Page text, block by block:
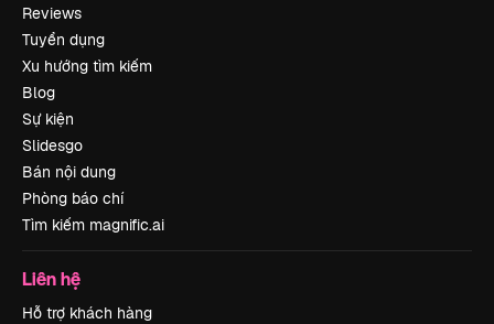
Reviews
Tuyển dụng
Xu hướng tìm kiếm
Blog
Sự kiện
Slidesgo
Bán nội dung
Phòng báo chí
Tìm kiếm magnific.ai
Liên hệ
Hỗ trợ khách hàng